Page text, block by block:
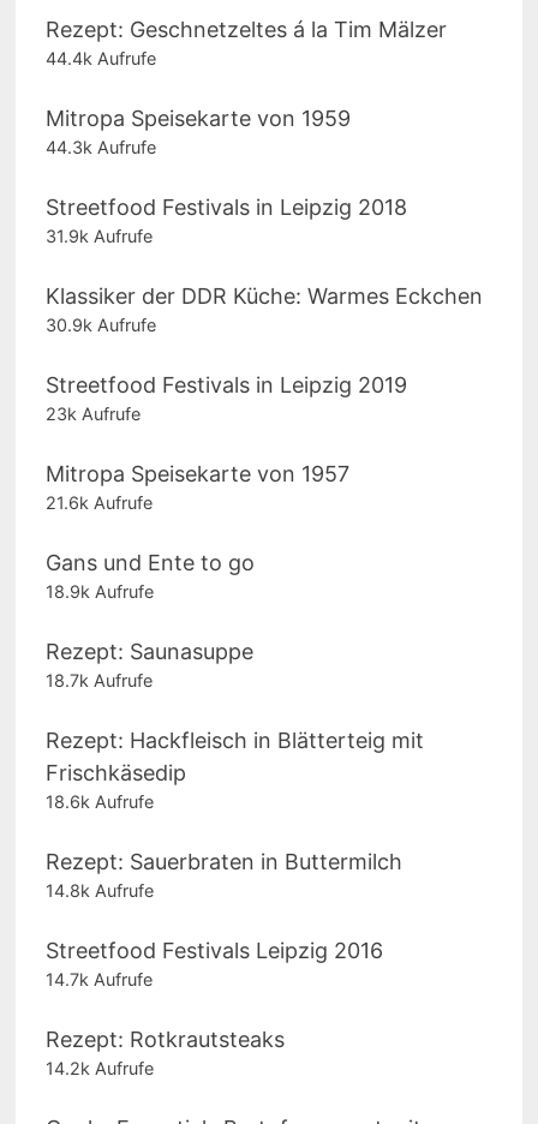
Rezept: Geschnetzeltes á la Tim Mälzer
44.4k Aufrufe
Mitropa Speisekarte von 1959
44.3k Aufrufe
Streetfood Festivals in Leipzig 2018
31.9k Aufrufe
Klassiker der DDR Küche: Warmes Eckchen
30.9k Aufrufe
Streetfood Festivals in Leipzig 2019
23k Aufrufe
Mitropa Speisekarte von 1957
21.6k Aufrufe
Gans und Ente to go
18.9k Aufrufe
Rezept: Saunasuppe
18.7k Aufrufe
Rezept: Hackfleisch in Blätterteig mit
Frischkäsedip
18.6k Aufrufe
Rezept: Sauerbraten in Buttermilch
14.8k Aufrufe
Streetfood Festivals Leipzig 2016
14.7k Aufrufe
Rezept: Rotkrautsteaks
14.2k Aufrufe